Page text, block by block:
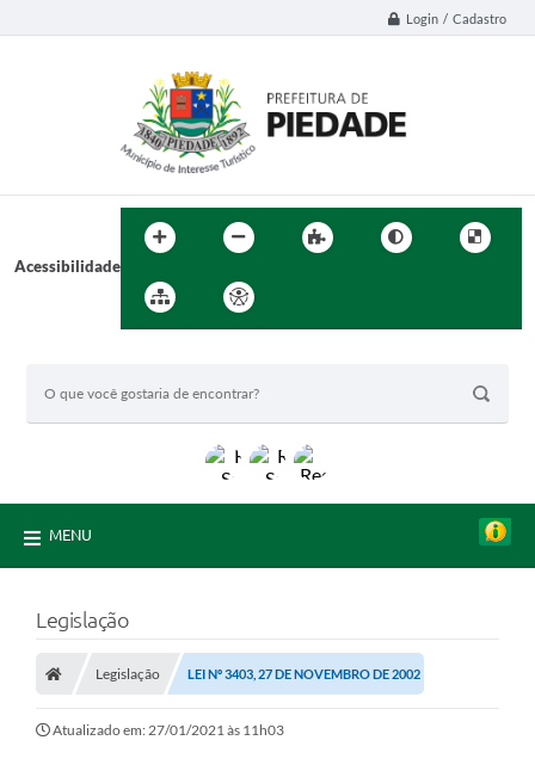
Login / Cadastro
Acessibilidade
MENU
Legislação
Legislação LEI Nº 3403, 27 DE NOVEMBRO DE 2002
Atualizado em: 27/01/2021 às 11h03